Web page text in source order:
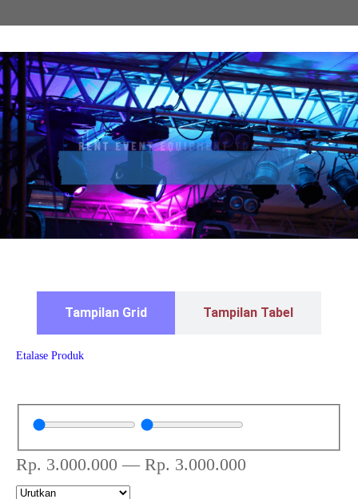
Tampilan Grid Tampilan Tabel
Etalase Produk
Rp. 3.000.000 — Rp. 3.000.000